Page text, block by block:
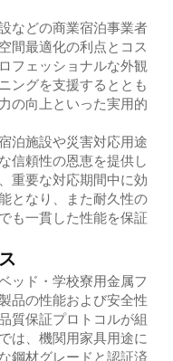
などの商業宿泊事業者
間最適化の利点とコス
フェッショナルな外観
ングを支援するととも
の向上といった実用的
泊施設や災害対応用途
信頼性の恩恵を提供し
重要な対応期間中に効
となり、また耐久性の
も一貫した性能を保証
ッド・学校寮用金属フ
品の性能および安全性
質保証プロトコルが組
は、機関用家具用途に
鋼材グレードと認証済